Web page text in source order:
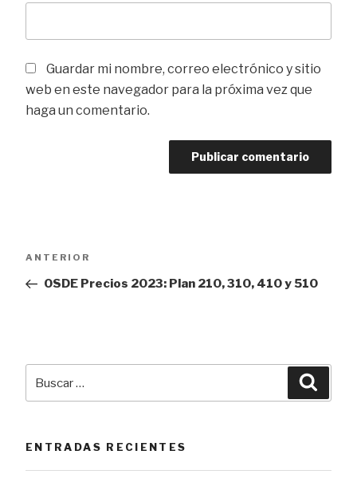
Guardar mi nombre, correo electrónico y sitio
web en este navegador para la próxima vez que
haga un comentario.
Navegación
de
Entrada
anterior
ANTERIOR
OSDE Precios 2023: Plan 210, 310, 410 y 510
ENTRADAS RECIENTES